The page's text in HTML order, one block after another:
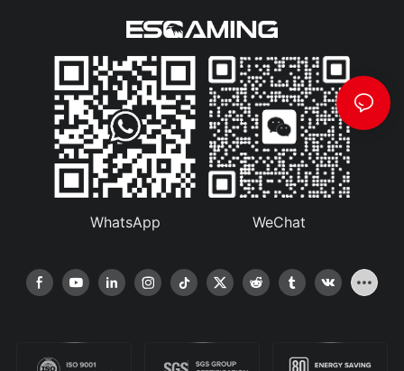
WhatsApp WeChat